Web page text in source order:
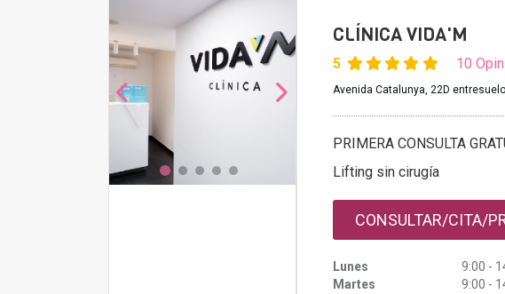
CLÍNICA VIDA'M
5 10
Avenida Catalunya, 22D
PRIMERA CONSULTA
Lifting sin cirugía
CONSULTAR/CITA/
Lunes
9:00 -
Martes
9:00 -